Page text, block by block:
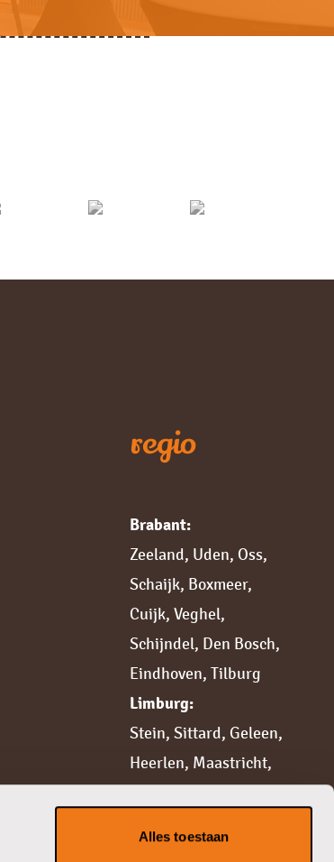
Alles toestaan
regio
Brabant:
Zeeland, Uden, Oss,
Schaijk, Boxmeer,
Cuijk, Veghel,
Schijndel, Den Bosch,
Eindhoven,Tilburg
Limburg:
Stein,Sittard, Geleen,
Heerlen, Maastricht,